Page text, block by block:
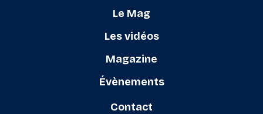
Le Mag
Les vidéos
Magazine
Évènements
Contact